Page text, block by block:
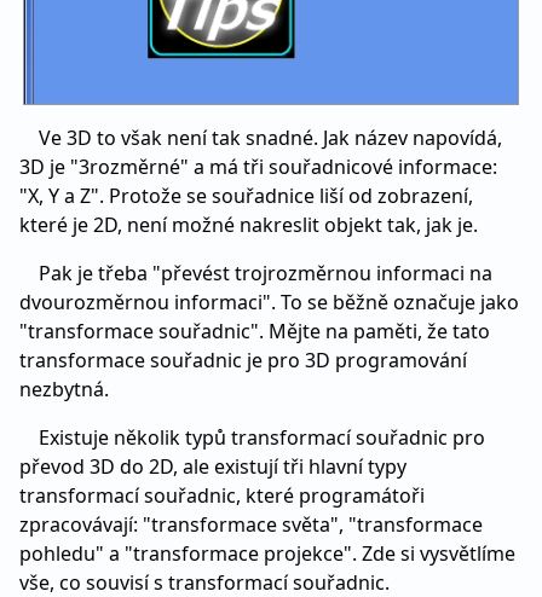
Ve 3D to však není tak snadné. Jak název napovídá,
3D je "3rozměrné" a má tři souřadnicové informace:
"X, Y a Z". Protože se souřadnice liší od zobrazení,
které je 2D, není možné nakreslit objekt tak, jak je.
Pak je třeba "převést trojrozměrnou informaci na
dvourozměrnou informaci". To se běžně označuje jako
"transformace souřadnic". Mějte na paměti, že tato
transformace souřadnic je pro 3D programování
nezbytná.
Existuje několik typů transformací souřadnic pro
převod 3D do 2D, ale existují tři hlavní typy
transformací souřadnic, které programátoři
zpracovávají: "transformace světa", "transformace
pohledu" a "transformace projekce". Zde si vysvětlíme
vše, co souvisí s transformací souřadnic.